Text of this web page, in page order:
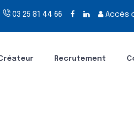
03 25 81 44 66 Accès
Recrutement